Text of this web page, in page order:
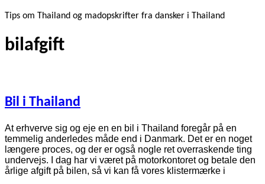
Tips om Thailand og madopskrifter fra dansker i Thailand
bilafgift
Bil i Thailand
At erhverve sig og eje en en bil i Thailand foregår på en
temmelig anderledes måde end i Danmark. Det er en noget
længere proces, og der er også nogle ret overraskende ting
undervejs. I dag har vi været på motorkontoret og betale den
årlige afgift på bilen, så vi kan få vores klistermærke i